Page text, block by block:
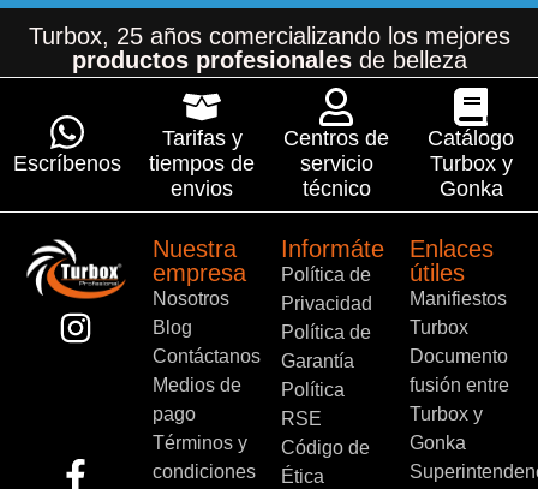
Turbox, 25 años comercializando los mejores
productos profesionalesde belleza
Escríbenos
Tarifas y
tiempos de
envios
Centros de
servicio
técnico
Catálogo
Turbox y
Gonka
Nuestra
empresa
Nosotros
Blog
Contáctanos
Medios de
pago
Términos y
condiciones
Informáte
Política de
Privacidad
Política de
Garantía
Política
RSE
Código de
Ética
Enlaces
útiles
Manifiestos
Turbox
Documento
fusión entre
Turbox y
Gonka